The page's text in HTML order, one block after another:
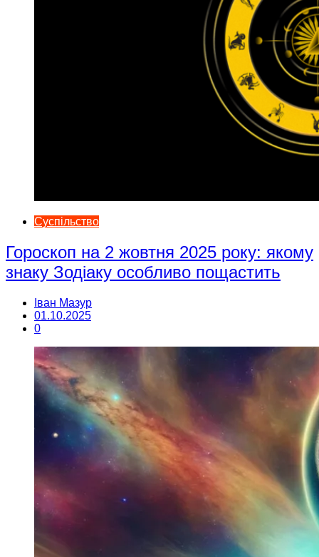
Суспільство
Гороскоп на 2 жовтня 2025 року: якому
знаку Зодіаку особливо пощастить
Іван Мазур
01.10.2025
0